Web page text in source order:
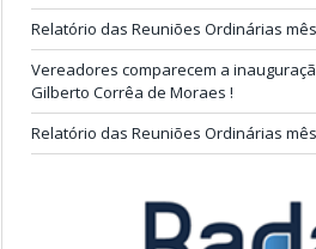
Relatório das Reuniões Ordinárias
Vereadores comparecem a
Gilberto Corrêa de Moraes !
Relatório das Reuniões Ordinárias